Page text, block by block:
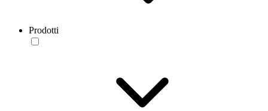
Prodotti